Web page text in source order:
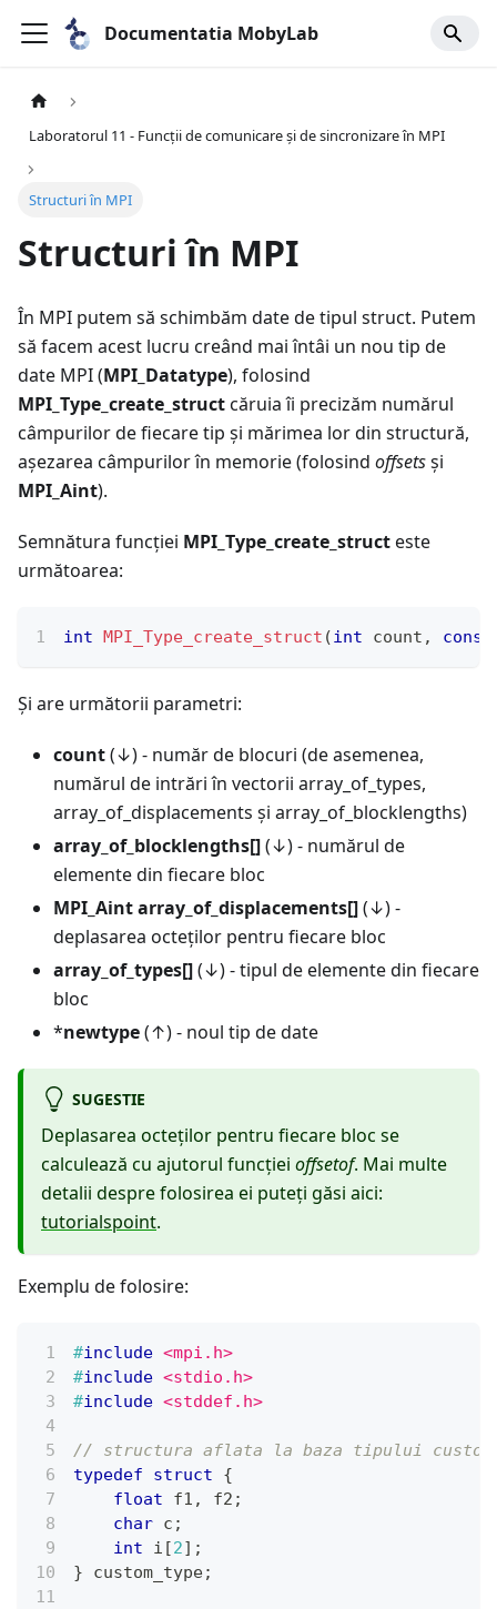
Documentatia MobyLab
Laboratorul 11 - Funcții de comunicare și de sincronizare în MPI
Structuri în MPI
Structuri în MPI
În MPI putem să schimbăm date de tipul struct. Putem
să facem acest lucru creând mai întâi un nou tip de
date MPI (MPI_Datatype), folosind
MPI_Type_create_structcăruia îi precizăm numărul
câmpurilor de fiecare tip și mărimea lor din structură,
așezarea câmpurilor în memorie (folosind offsetsși
MPI_Aint).
Semnătura funcției MPI_Type_create_structeste
următoarea:
int MPI_Type_create_struct (int count , const
Și are următorii parametri:
count(↓) - număr de blocuri (de asemenea,
numărul de intrări în vectorii array_of_types,
array_of_displacements și array_of_blocklengths)
array_of_blocklengths[](↓) - numărul de
elemente din fiecare bloc
MPI_Aint array_of_displacements[](↓) -
deplasarea octeților pentru fiecare bloc
array_of_types[](↓) - tipul de elemente din fiecare
bloc
*newtype(↑) - noul tip de date
SUGESTIE
Deplasarea octeților pentru fiecare bloc se
calculează cu ajutorul funcției offsetof. Mai multe
detalii despre folosirea ei puteți găsi aici:
tutorialspoint.
Exemplu de folosire:
#include <mpi.h>
#include <stdio.h>
#include <stddef.h>
// structura aflata la baza tipului custom
typedef
struct
{
float f1 , f2 ;
char c ;
int i [2] ;
} custom_type;